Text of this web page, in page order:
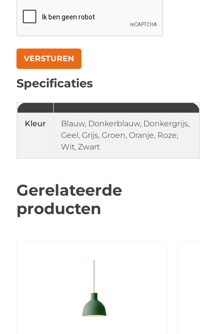
Specificaties
Kleur
Blauw, Donkerblauw, Donkergrijs,
Geel, Grijs, Groen, Oranje, Roze,
Wit, Zwart
Gerelateerde
producten